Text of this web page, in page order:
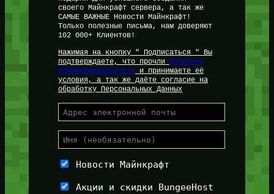
своего Майнкрафт сервера, а так же
САМЫЕ ВАЖНЫЕ Новости Майнкрафт!
Только полезные письма, нам доверяют
102 000+ Клиентов!
Нажимая на кнопку " Подписаться " Вы
подтверждаете, что прочли
Политику
Конфиденциальностии принимаете её
условия, а так же даёте согласие на
обработку Персональных Данных
Новости Майнкрафт
Акции и скидки BungeeHost